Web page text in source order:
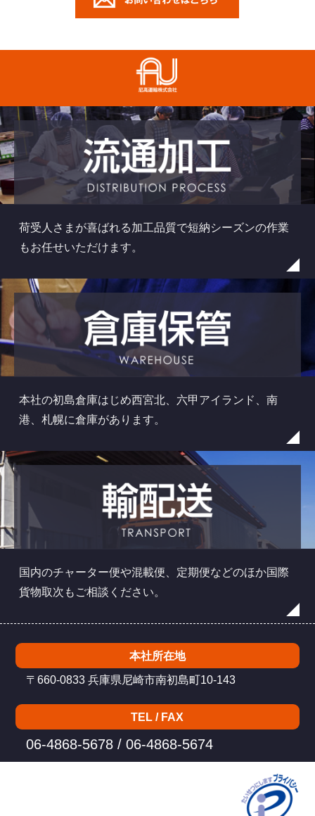
荷受人さまが喜ばれる加工品質で短納シーズンの作業
もお任せいただけます。
本社の初島倉庫はじめ西宮北、六甲アイランド、南
港、札幌に倉庫があります。
国内のチャーター便や混載便、定期便などのほか国際
貨物取次もご相談ください。
本社所在地
〒660-0833 兵庫県尼崎市南初島町10-143
TEL / FAX
06-4868-5678 / 06-4868-5674